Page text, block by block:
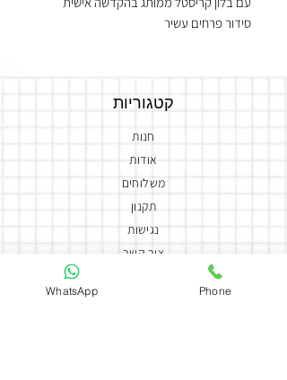
סידור פרחים עשיר
קטגוריות
חנות
אודות
משלוחים
תקנון
נגישות
צור קשר
WhatsApp Phone